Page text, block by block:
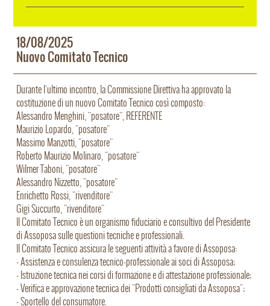
18/08/2025
Nuovo Comitato Tecnico
Durante l'ultimo incontro, la Commissione Direttiva ha approvato la
costituzione di un nuovo Comitato Tecnico così composto:
Alessandro Menghini, "posatore", REFERENTE
Maurizio Lopardo, "posatore"
Massimo Manzotti, "posatore"
Roberto Maurizio Molinaro, "posatore"
Wilmer Taboni, "posatore"
Alessandro Nizzetto, "posatore"
Enrichetto Rossi, "rivenditore"
Gigi Succurto, "rivenditore"
Il Comitato Tecnico è un organismo fiduciario e consultivo del Presidente
di Assoposa sulle questioni tecniche e professionali.
Il Comitato Tecnico assicura le seguenti attività a favore di Assoposa:
- Assistenza e consulenza tecnico-professionale ai soci di Assoposa;
- Istruzione tecnica nei corsi di formazione e di attestazione professionale;
- Verifica e approvazione tecnica dei "Prodotti consigliati da Assoposa";
- Sportello del consumatore.